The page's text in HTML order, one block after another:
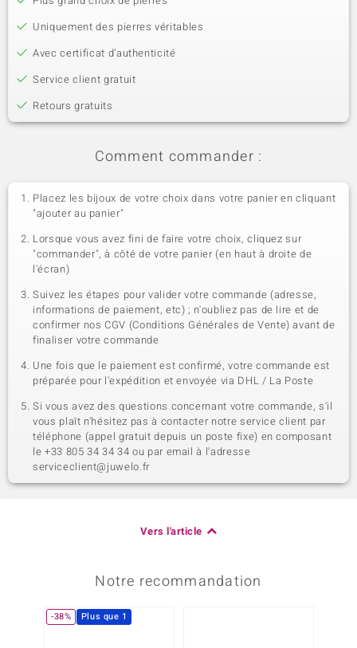
Uniquement des pierres véritables
Avec certificat d’authenticité
Service client gratuit
Retours gratuits
Comment commander :
Placez les bijoux de votre choix dans votre panier en cliquant
"ajouter au panier"
Lorsque vous avez fini de faire votre choix, cliquez sur
"commander", à côté de votre panier (en haut à droite de
l'écran)
Suivez les étapes pour valider votre commande (adresse,
informations de paiement, etc) ; n'oubliez pas de lire et de
confirmer nos CGV (Conditions Générales de Vente) avant de
finaliser votre commande
Une fois que le paiement est confirmé, votre commande est
préparée pour l'expédition et envoyée via DHL / La Poste
Si vous avez des questions concernant votre commande, s'il
vous plaît n'hésitez pas à contacter notre service client par
téléphone (appel gratuit depuis un poste fixe) en composant
le +33 805 34 34 34 ou par email à l'adresse
serviceclient@juwelo.fr
Vers l'article
Notre recommandation
-38% Plus que 1